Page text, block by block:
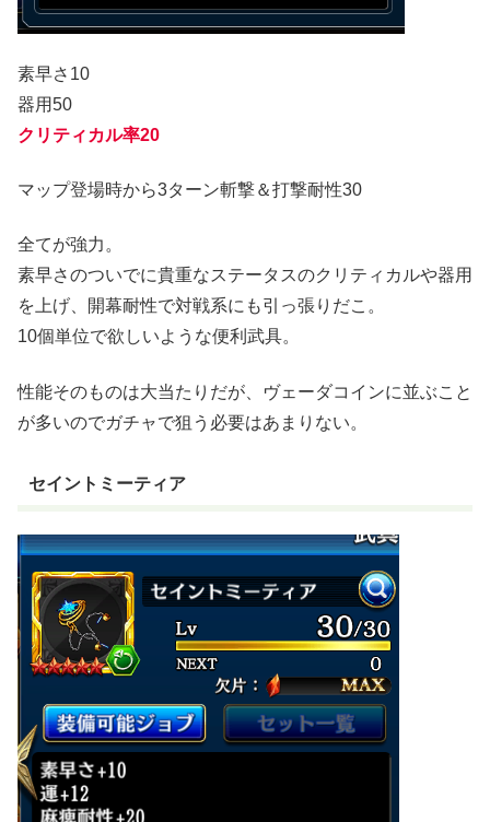
素早さ10
器用50
クリティカル率20
マップ登場時から3ターン斬撃＆打撃耐性30
全てが強力。
素早さのついでに貴重なステータスのクリティカルや器用
を上げ、開幕耐性で対戦系にも引っ張りだこ。
10個単位で欲しいような便利武具。
性能そのものは大当たりだが、ヴェーダコインに並ぶこと
が多いのでガチャで狙う必要はあまりない。
セイントミーティア